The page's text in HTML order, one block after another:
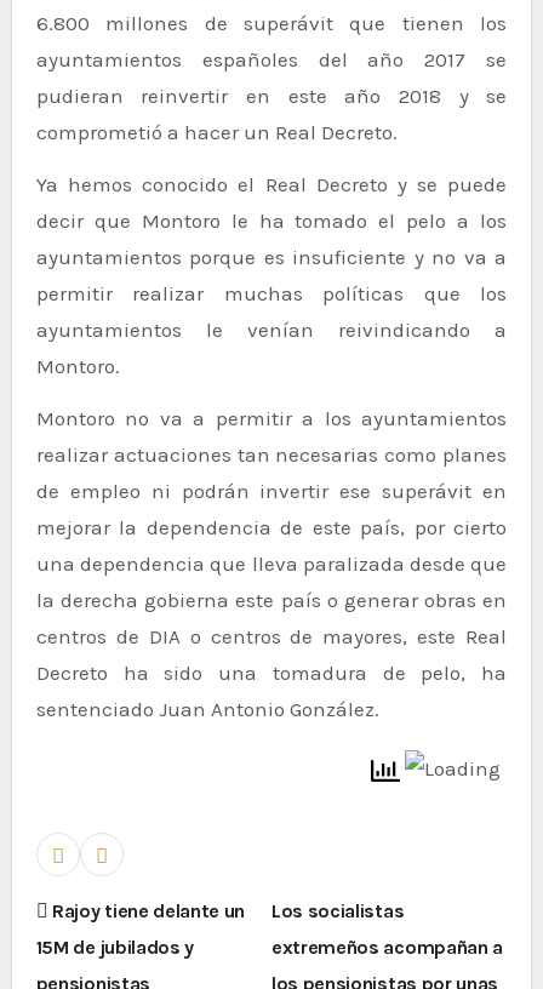
6.800 millones de superávit que tienen los
ayuntamientos españoles del año 2017 se
pudieran reinvertir en este año 2018 y se
comprometió a hacer un Real Decreto.
Ya hemos conocido el Real Decreto y se puede
decir que Montoro le ha tomado el pelo a los
ayuntamientos porque es insuficiente y no va a
permitir realizar muchas políticas que los
ayuntamientos le venían reivindicando a
Montoro.
Montoro no va a permitir a los ayuntamientos
realizar actuaciones tan necesarias como planes
de empleo ni podrán invertir ese superávit en
mejorar la dependencia de este país, por cierto
una dependencia que lleva paralizada desde que
la derecha gobierna este país o generar obras en
centros de DIA o centros de mayores, este Real
Decreto ha sido una tomadura de pelo, ha
sentenciado Juan Antonio González.
Rajoy tiene delante un
15M de jubilados y
pensionistas
Los socialistas
extremeños acompañan a
los pensionistas por unas